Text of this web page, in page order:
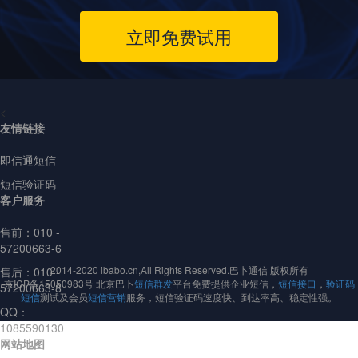
立即免费试用
<
友情链接
即信通短信
短信验证码
客户服务
售前： 010 -
57200663-6
售后：010 -
57200663-8
QQ：
1085590130
网站地图
2014-2020 ibabo.cn,All Rights Reserved.巴卜通信 版权所有
京ICP备15050983号 北京巴卜短信群发平台免费提供企业短信， 短信接口 ， 验证码
短信测试及会员短信营销服务，短信验证码速度快、到达率高、稳定性强。